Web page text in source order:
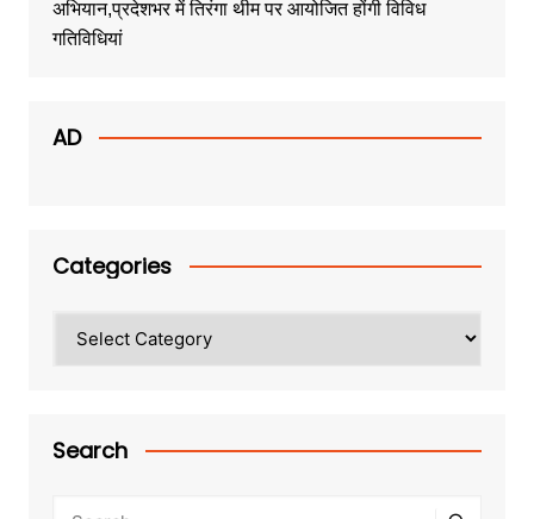
अभियान,प्रदेशभर में तिरंगा थीम पर आयोजित होंगी विविध
गतिविधियां
AD
Categories
Search